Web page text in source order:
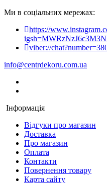
Ми в соціальних мережах:
https://
viber://
info@centrdekoru.com.ua
Інформація
Відгуки про магазин
Доставка
Про магазин
Оплата
Контакти
Повернення товару
Карта сайту